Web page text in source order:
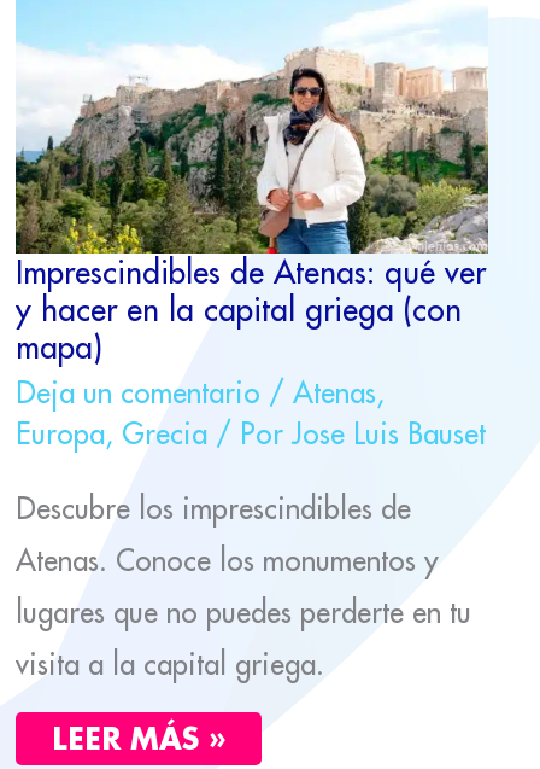
Imprescindibles de Atenas: qué ver
y hacer en la capital griega (con
mapa)
Deja un comentario / Atenas,
Europa, Grecia/ Por Jose Luis Bauset
Descubre los imprescindibles de
Atenas. Conoce los monumentos y
lugares que no puedes perderte en tu
visita a la capital griega.
LEER MÁS »
QUÉ
VER
HACER
EN
LA
CAPITAL
GRIEGA
(CON
MAPA)